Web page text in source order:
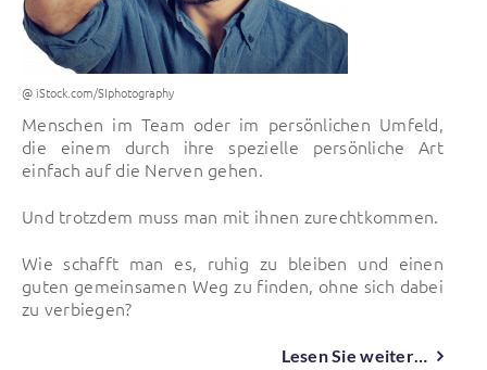
@ iStock.com/SIphotography
Menschen im Team oder im persönlichen Umfeld,
die einem durch ihre spezielle persönliche Art
einfach auf die Nerven gehen.
Und trotzdem muss man mit ihnen zurechtkommen.
Wie schafft man es, ruhig zu bleiben und einen
guten gemeinsamen Weg zu finden, ohne sich dabei
zu verbiegen?
Lesen Sie weiter…